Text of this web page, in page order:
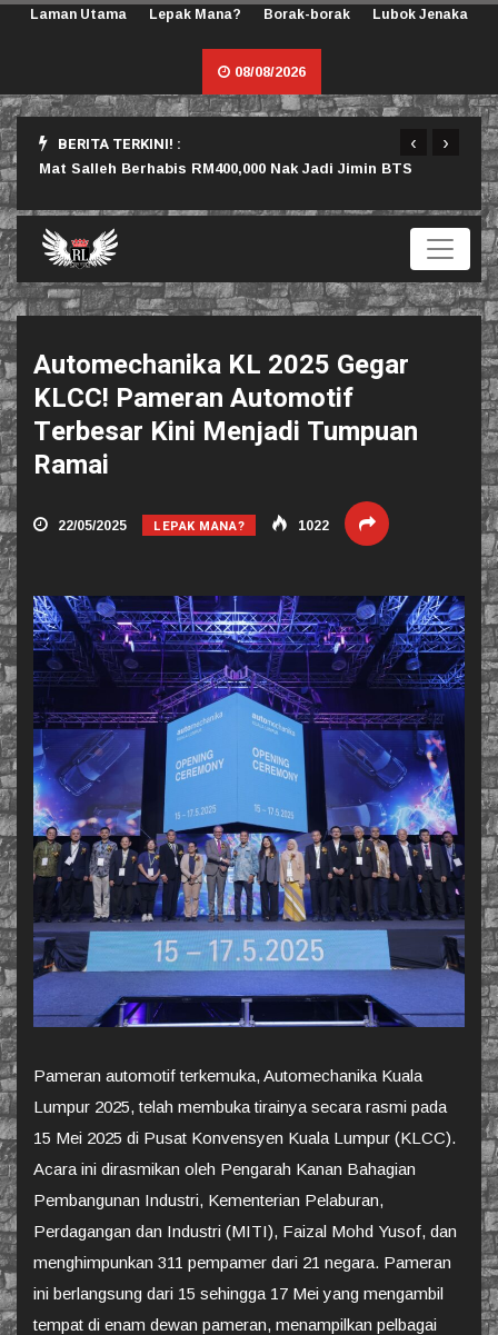
Laman Utama Lepak Mana? Borak-borak Lubok Jenaka
08/08/2026
BERITA TERKINI! :
Mat Salleh Berhabis RM400,000 Nak Jadi Jimin BTS
‹ ›
Automechanika KL 2025 Gegar
KLCC! Pameran Automotif
Terbesar Kini Menjadi Tumpuan
Ramai
22/05/2025 LEPAK MANA? 1022
Pameran automotif terkemuka, Automechanika Kuala
Lumpur 2025, telah membuka tirainya secara rasmi pada
15 Mei 2025 di Pusat Konvensyen Kuala Lumpur (KLCC).
Acara ini dirasmikan oleh Pengarah Kanan Bahagian
Pembangunan Industri, Kementerian Pelaburan,
Perdagangan dan Industri (MITI), Faizal Mohd Yusof, dan
menghimpunkan 311 pempamer dari 21 negara. Pameran
ini berlangsung dari 15 sehingga 17 Mei yang mengambil
tempat di enam dewan pameran, menampilkan pelbagai